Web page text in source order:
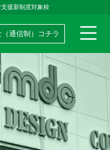
援新制度対象校
通信制）コチラ